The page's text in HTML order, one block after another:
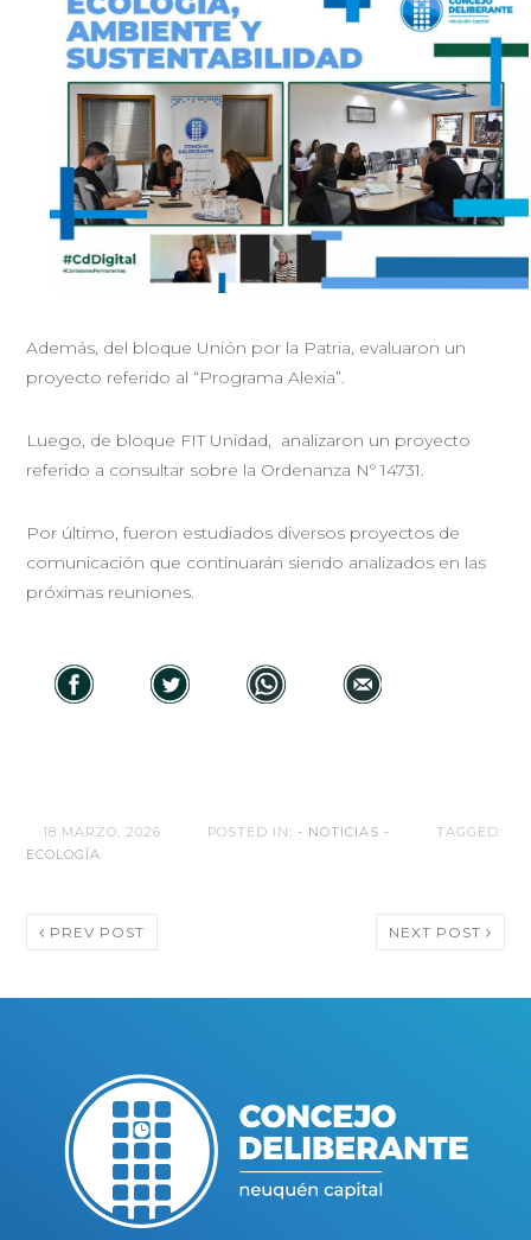
Además, del bloque Unión por la Patria, evaluaron un
proyecto referido al “Programa Alexia”.
Luego, de bloque FIT Unidad, analizaron un proyecto
referido a consultar sobre la Ordenanza Nº 14731.
Por último, fueron estudiados diversos proyectos de
comunicación que continuarán siendo analizados en las
próximas reuniones.
18 MARZO, 2026 POSTED IN: - NOTICIAS -
TAGGED:
ECOLOGÍA
PREV POST NEXT POST